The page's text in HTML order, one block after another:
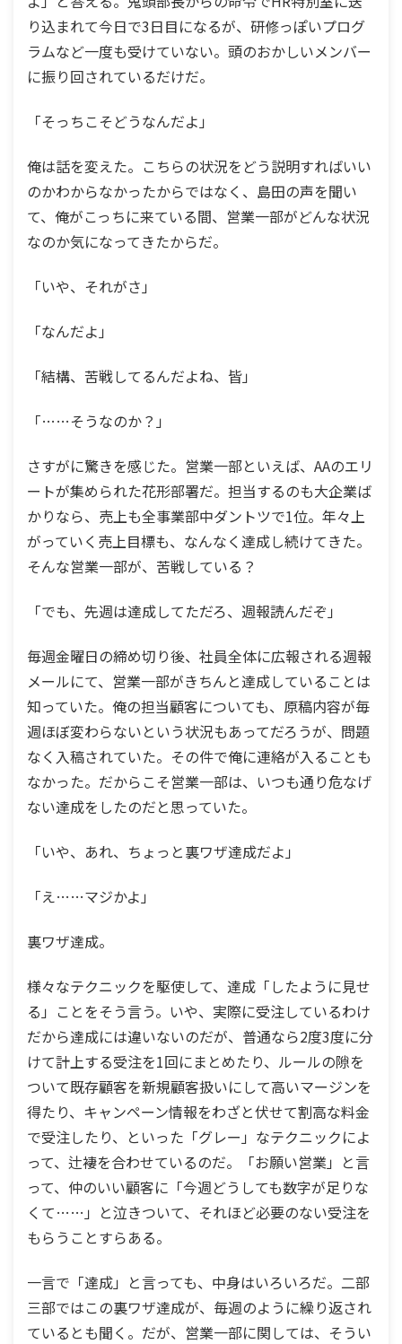
り込まれて今日で3日目になるが、研修っぽいプログ
ラムなど一度も受けていない。頭のおかしいメンバー
に振り回されているだけだ。
「そっちこそどうなんだよ」
俺は話を変えた。こちらの状況をどう説明すればいい
のかわからなかったからではなく、島田の声を聞い
て、俺がこっちに来ている間、営業一部がどんな状況
なのか気になってきたからだ。
「いや、それがさ」
「なんだよ」
「結構、苦戦してるんだよね、皆」
「……そうなのか？」
さすがに驚きを感じた。営業一部といえば、AAのエリ
ートが集められた花形部署だ。担当するのも大企業ば
かりなら、売上も全事業部中ダントツで1位。年々上
がっていく売上目標も、なんなく達成し続けてきた。
そんな営業一部が、苦戦している？
「でも、先週は達成してただろ、週報読んだぞ」
毎週金曜日の締め切り後、社員全体に広報される週報
メールにて、営業一部がきちんと達成していることは
知っていた。俺の担当顧客についても、原稿内容が毎
週ほぼ変わらないという状況もあってだろうが、問題
なく入稿されていた。その件で俺に連絡が入ることも
なかった。だからこそ営業一部は、いつも通り危なげ
ない達成をしたのだと思っていた。
「いや、あれ、ちょっと裏ワザ達成だよ」
「え……マジかよ」
裏ワザ達成。
様々なテクニックを駆使して、達成「したように見せ
る」ことをそう言う。いや、実際に受注しているわけ
だから達成には違いないのだが、普通なら2度3度に分
けて計上する受注を1回にまとめたり、ルールの隙を
ついて既存顧客を新規顧客扱いにして高いマージンを
得たり、キャンペーン情報をわざと伏せて割高な料金
で受注したり、といった「グレー」なテクニックによ
って、辻褄を合わせているのだ。「お願い営業」と言
って、仲のいい顧客に「今週どうしても数字が足りな
くて……」と泣きついて、それほど必要のない受注を
もらうことすらある。
一言で「達成」と言っても、中身はいろいろだ。二部
三部ではこの裏ワザ達成が、毎週のように繰り返され
ているとも聞く。だが、営業一部に関しては、そうい